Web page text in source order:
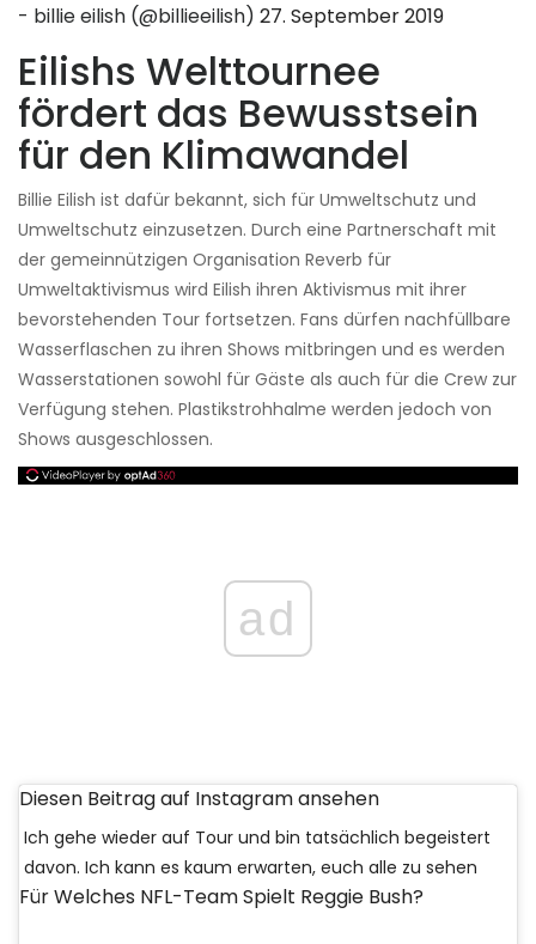
- billie eilish (@billieeilish) 27. September 2019
Eilishs Welttournee
fördert das Bewusstsein
für den Klimawandel
Billie Eilish ist dafür bekannt, sich für Umweltschutz und
Umweltschutz einzusetzen. Durch eine Partnerschaft mit
der gemeinnützigen Organisation Reverb für
Umweltaktivismus wird Eilish ihren Aktivismus mit ihrer
bevorstehenden Tour fortsetzen. Fans dürfen nachfüllbare
Wasserflaschen zu ihren Shows mitbringen und es werden
Wasserstationen sowohl für Gäste als auch für die Crew zur
Verfügung stehen. Plastikstrohhalme werden jedoch von
Shows ausgeschlossen.
ad
Diesen Beitrag auf Instagram ansehen
Ich gehe wieder auf Tour und bin tatsächlich begeistert
davon. Ich kann es kaum erwarten, euch alle zu sehen
Für Welches NFL-Team Spielt Reggie Bush?